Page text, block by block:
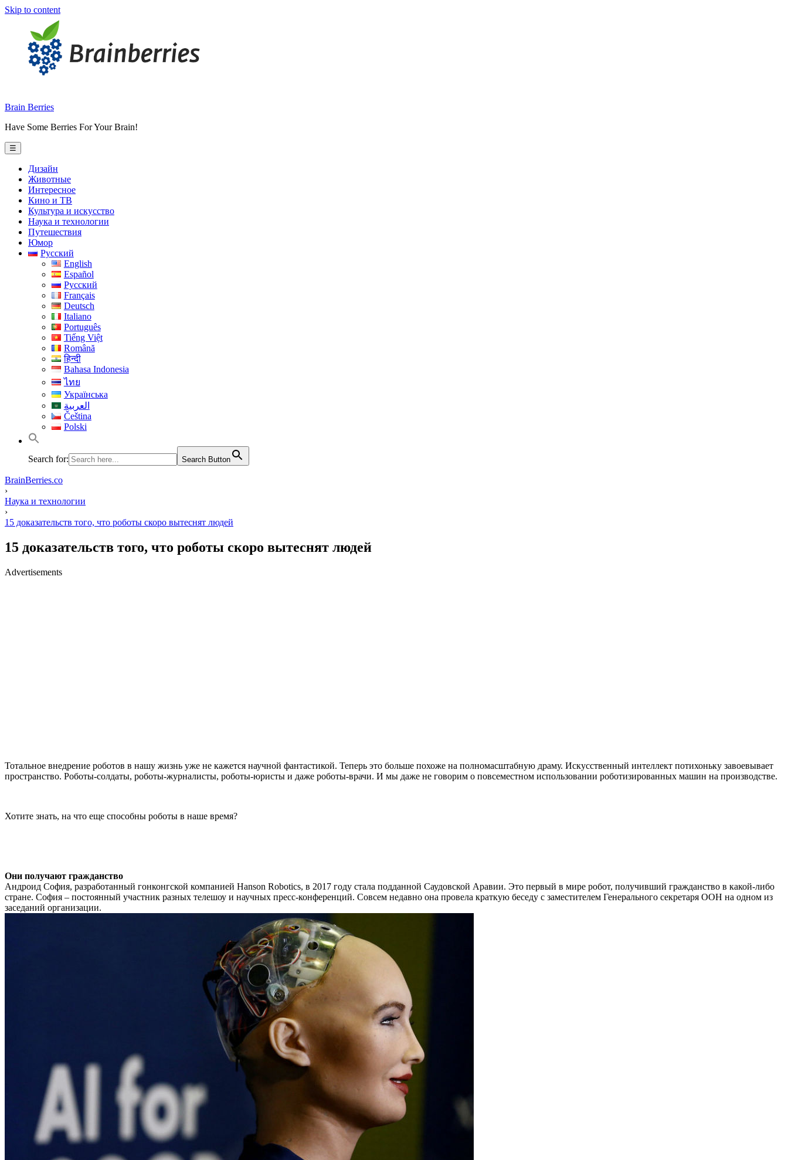
Skip to content
Brain Berries
Have Some Berries For Your Brain!
☰
Дизайн
Животные
Интересное
Кино и ТВ
Культура и искусство
Наука и технологии
Путешествия
Юмор
Русский
English
Español
Русский
Français
Deutsch
Italiano
Português
Tiếng Việt
Română
हिन्दी
Bahasa Indonesia
ไทย
Українська
العربية
Čeština
Polski
Search for: Search Button
BrainBerries.co
›
Наука и технологии
›
15 доказательств того, что роботы скоро вытеснят людей
15 доказательств того, что роботы скоро вытеснят людей
Advertisements
Тотальное внедрение роботов в нашу жизнь уже не кажется научной фантастикой. Теперь это больше похоже на полномасштабную драму. Искусственный интеллект потихоньку завоевывает
пространство. Роботы-солдаты, роботы-журналисты, роботы-юристы и даже роботы-врачи. И мы даже не говорим о повсеместном использовании роботизированных машин на производстве.
Хотите знать, на что еще способны роботы в наше время?
Они получают гражданство
Андроид София, разработанный гонконгской компанией Hanson Robotics, в 2017 году стала подданной Саудовской Аравии. Это первый в мире робот, получивший гражданство в какой-либо
стране. София – постоянный участник разных телешоу и научных пресс-конференций. Совсем недавно она провела краткую беседу с заместителем Генерального секретаря ООН на одном из
заседаний организации.